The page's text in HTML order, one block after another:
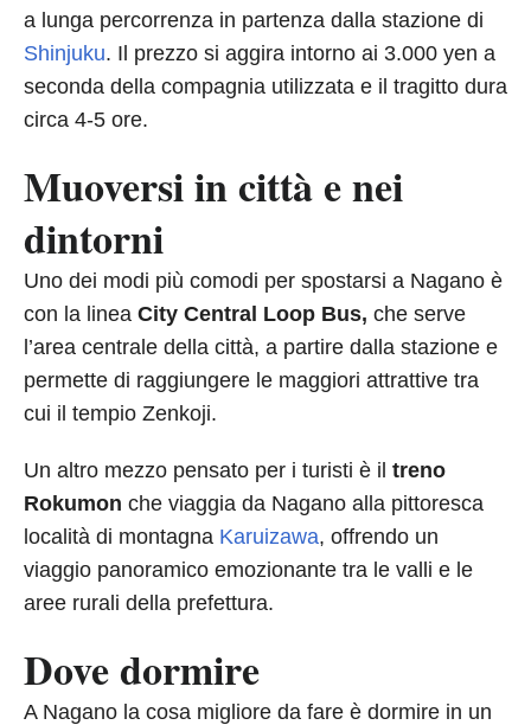
a lunga percorrenza in partenza dalla stazione di
Shinjuku. Il prezzo si aggira intorno ai 3.000 yen a
seconda della compagnia utilizzata e il tragitto dura
circa 4-5 ore.
Muoversi in città e nei
dintorni
Uno dei modi più comodi per spostarsi a Nagano è
con la linea City Central Loop Bus, che serve
l’area centrale della città, a partire dalla stazione e
permette di raggiungere le maggiori attrattive tra
cui il tempio Zenkoji.
Un altro mezzo pensato per i turisti è il treno
Rokumon che viaggia da Nagano alla pittoresca
località di montagna Karuizawa, offrendo un
viaggio panoramico emozionante tra le valli e le
aree rurali della prefettura.
Dove dormire
A Nagano la cosa migliore da fare è dormire in un